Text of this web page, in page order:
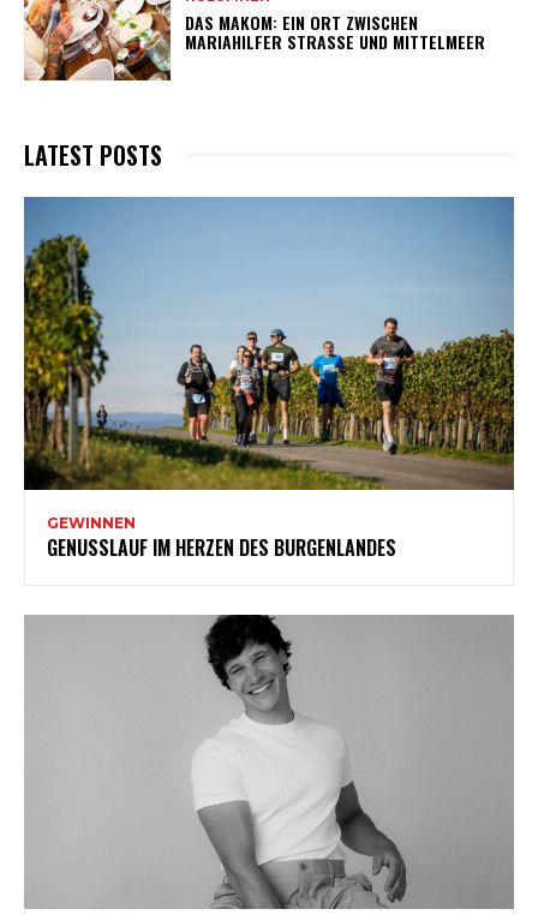
DAS MAKOM: EIN ORT ZWISCHEN
MARIAHILFER STRASSE UND MITTELMEER
LATEST POSTS
GEWINNEN
GENUSSLAUF IM HERZEN DES BURGENLANDES